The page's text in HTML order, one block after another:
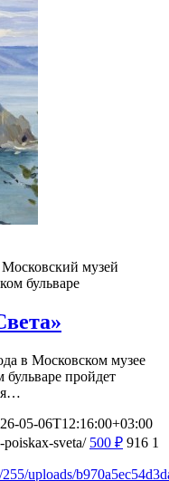
Московский музей
бульваре
в Московском музее
бульваре пройдет
05-06T12:16:00+03:00
sveta/ 500 ₽ 916 1
uploads/